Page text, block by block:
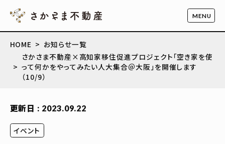
HOME
お知らせ一覧
さかさま不動産×高知家移住促進プロジェクト「空き家を使
って何かをやってみたい人大集合＠大阪」を開催します
（10/9）
更新日 : 2023.09.22
イベント